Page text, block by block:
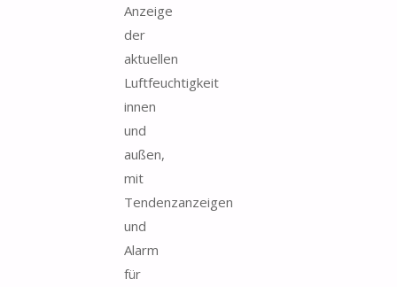
Anzeige
der
aktuellen
Luftfeuchtigkeit
innen
und
außen,
mit
Tendenzanzeigen
und
Alarm
für